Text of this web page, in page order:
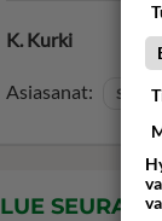
K. Kurki
Asiasanat: Suurin
LUE